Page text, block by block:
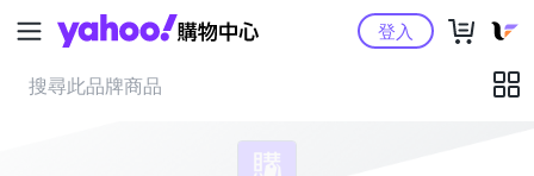
Yahoo購物中心登入